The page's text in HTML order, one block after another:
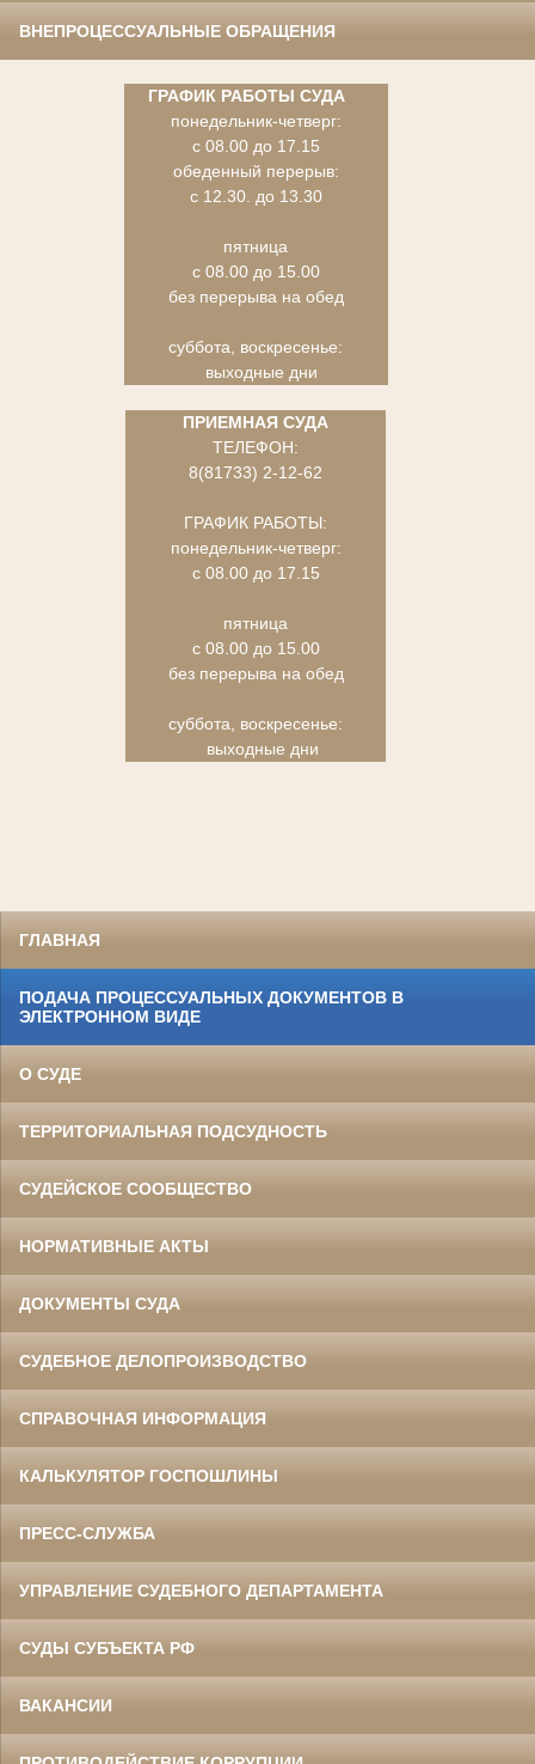
ВНЕПРОЦЕССУАЛЬНЫЕ ОБРАЩЕНИЯ
ГРАФИК РАБОТЫ СУДА
понедельник-четверг:
с 08.00 до 17.15
обеденный перерыв:
с 12.30. до 13.30
пятница
с 08.00 до 15.00
без перерыва на обед
суббота, воскресенье:
выходные дни
ПРИЕМНАЯ СУДА
ТЕЛЕФОН:
8(81733) 2-12-62
ГРАФИК РАБОТЫ:
понедельник-четверг:
с 08.00 до 17.15
пятница
с 08.00 до 15.00
без перерыва на обед
суббота, воскресенье:
выходные дни
ГЛАВНАЯ
ПОДАЧА ПРОЦЕССУАЛЬНЫХ ДОКУМЕНТОВ В
ЭЛЕКТРОННОМ ВИДЕ
О СУДЕ
ТЕРРИТОРИАЛЬНАЯ ПОДСУДНОСТЬ
СУДЕЙСКОЕ СООБЩЕСТВО
НОРМАТИВНЫЕ АКТЫ
ДОКУМЕНТЫ СУДА
СУДЕБНОЕ ДЕЛОПРОИЗВОДСТВО
СПРАВОЧНАЯ ИНФОРМАЦИЯ
КАЛЬКУЛЯТОР ГОСПОШЛИНЫ
ПРЕСС-СЛУЖБА
УПРАВЛЕНИЕ СУДЕБНОГО ДЕПАРТАМЕНТА
СУДЫ СУБЪЕКТА РФ
ВАКАНСИИ